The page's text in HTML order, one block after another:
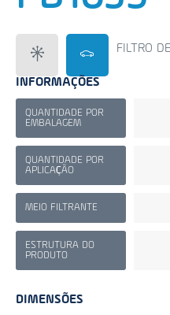
FILTRO
INFORMAÇÕES
QUANTIDADE POR
EMBALAGEM
QUANTIDADE POR
APLICAÇÃO
MEIO FILTRANTE
ESTRUTURA DO
PRODUTO
DIMENSÕES